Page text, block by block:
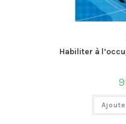
Habiliter à